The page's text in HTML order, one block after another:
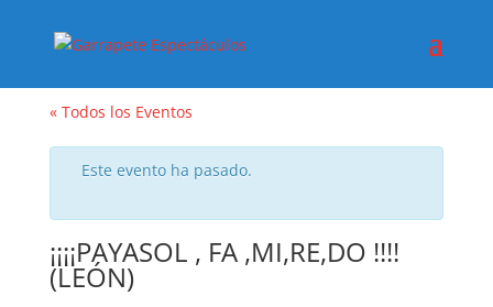
« Todos los Eventos
Este evento ha pasado.
¡¡¡¡PAYASOL , FA ,MI,RE,DO !!!!
(LEÓN)